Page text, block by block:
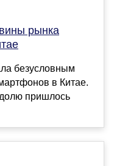
рынка
безусловным
в Китае.
пришлось